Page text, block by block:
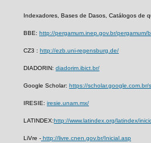
Indexadores, Bases de Dasos, Catálogos de
BBE: http://pergamum.inep.gov.br/pergamum/
CZ3 : http://ezb.uni-regensburg.de/
DIADORIN: diadorim.ibict.br/
Google Scholar: https://scholar.google.com.br/
IRESIE: iresie.unam.mx/
LATINDEX:http://www.latindex.org/latindex/
LiVre -http://livre.cnen.gov.br/Inicial.asp